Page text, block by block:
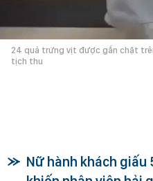
24 quả trứng vịt được gắn chặt
tịch thu
Nữ hành khách